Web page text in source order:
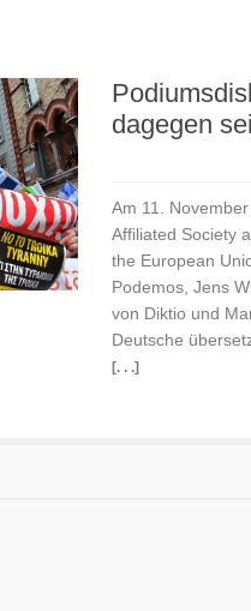
dagegen
Am 11.
Affiliated Society
the European
Podemos, Jens
von Diktio und
Deutsche
[. . .]